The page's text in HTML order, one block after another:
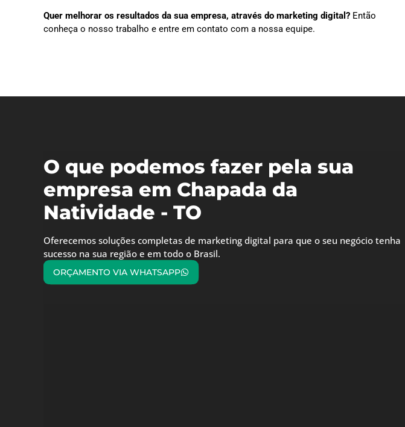
Quer melhorar os resultados da sua empresa, através do marketing digital? Então
conheça o nosso trabalho e entre em contato com a nossa equipe.
O que podemos fazer pela sua
empresa em Chapada da
Natividade - TO
Oferecemos soluções completas de marketing digital para que o seu negócio tenha
sucesso na sua região e em todo o Brasil.
ORÇAMENTO VIA WHATSAPP